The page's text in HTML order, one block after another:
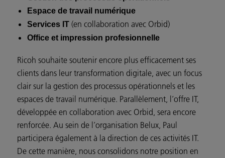
Espace de travail numérique
Services IT (en collaboration avec Orbid)
Office et impression profesionnelle
Ricoh souhaite soutenir encore plus efficacement ses
clients dans leur transformation digitale, avec un focus
clair sur la gestion des processus opérationnels et les
espaces de travail numérique. Parallèlement, l’offre IT,
développée en collaboration avec Orbid, sera encore
renforcée. Au sein de l’organisation Belux, Paul
participera également à la direction de ces activités IT.
De cette manière, nous consolidons notre position en